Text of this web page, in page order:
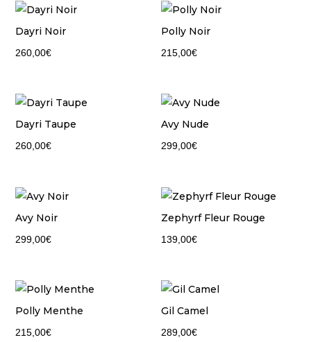
Dayri Noir
260,00€
Polly Noir
215,00€
Dayri Taupe
260,00€
Avy Nude
299,00€
Avy Noir
299,00€
Zephyrf Fleur Rouge
139,00€
Polly Menthe
215,00€
Gil Camel
289,00€